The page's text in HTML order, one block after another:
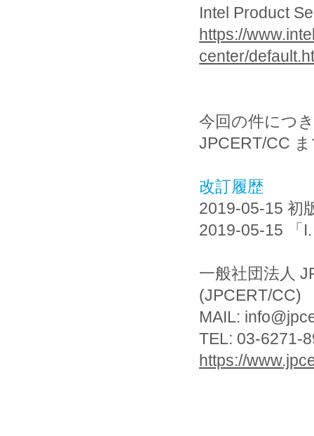
Intel Product
https://
center/
今回の件につ
JPCERT/CC
改訂履歴
2019-05-15 初
2019-05-15 「
一般社団法人
(JPCERT/CC)
MAIL:
TEL: 03-6271-
https://